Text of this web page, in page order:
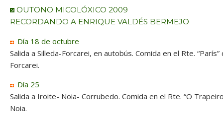
OUTONO MICOLÓXICO 2009
RECORDANDO A ENRIQUE VALDÉS BERMEJO
Día 18 de octubre
Salida a Silleda-Forcarei, en autobús. Comida en el Rte. “París”
Forcarei.
Día 25
Salida a Iroite- Noia- Corrubedo. Comida en el Rte. “O
Noia.